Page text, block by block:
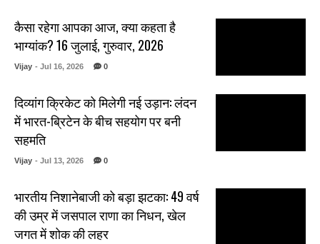
कैसा रहेगा आपका आज, क्या कहता है
भाग्यांक? 16 जुलाई, गुरुवार, 2026
Vijay - Jul 16, 2026 0
दिव्यांग क्रिकेट को मिलेगी नई उड़ान: लंदन
में भारत-ब्रिटेन के बीच सहयोग पर बनी
सहमति
Vijay - Jul 13, 2026 0
भारतीय निशानेबाजी को बड़ा झटका: 49 वर्ष
की उम्र में जसपाल राणा का निधन, खेल
जगत में शोक की लहर